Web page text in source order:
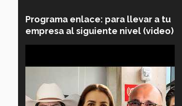
Programa enlace: para llevar a tu
empresa al siguiente nivel (video)